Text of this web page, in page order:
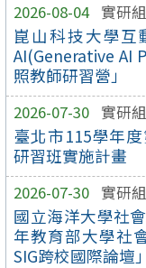
2026-08-04 實研組
崑山科技大學互
AI(Generative AI
照教師研習營」
2026-07-30 實研組
臺北市115學年
研習班實施計畫
2026-07-30 實研組
國立海洋大學社
年教育部大學社
SIG跨校國際論壇」